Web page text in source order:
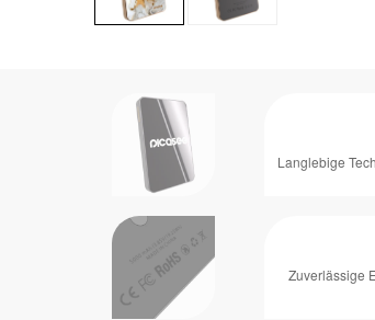
Langlebige
Zuverlässige